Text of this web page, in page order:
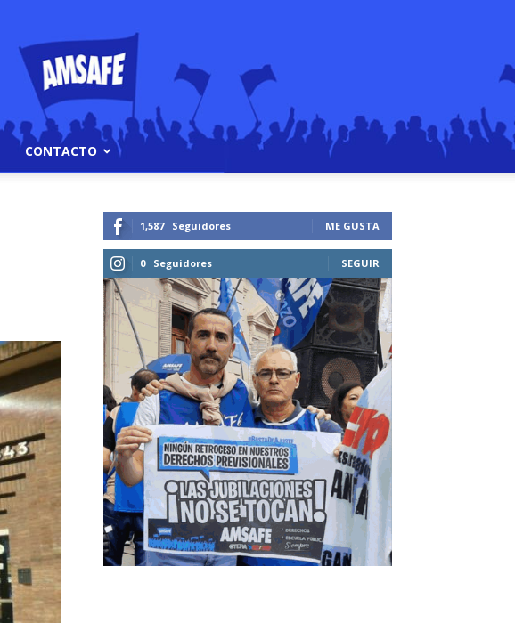
CONTACTO
1,587 Seguidores ME GUSTA
0 Seguidores SEGUIR